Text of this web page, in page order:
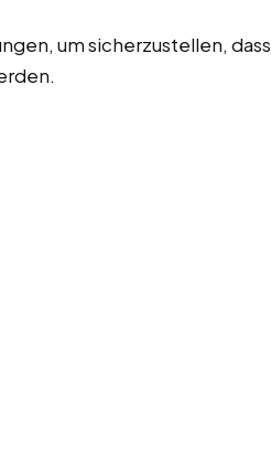
um sicherzustellen, dass